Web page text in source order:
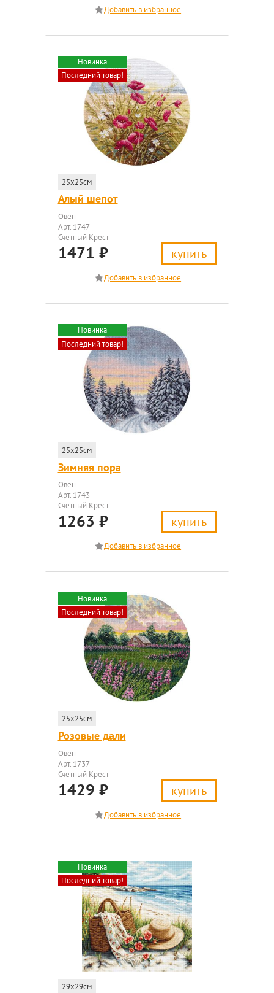
Новинка
Последний товар!
25x25см
Алый шепот
Овен
Арт. 1747
Счетный Крест
1471 ₽ купить
Новинка
Последний товар!
25x25см
Зимняя пора
Овен
Арт. 1743
Счетный Крест
1263 ₽ купить
Новинка
Последний товар!
25x25см
Розовые дали
Овен
Арт. 1737
Счетный Крест
1429 ₽ купить
Новинка
Последний товар!
29x29см